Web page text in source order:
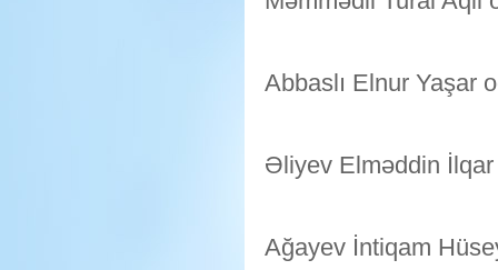
Abbaslı Elnur Yaşar
Əliyev Elməddin
Ağayev İntiqam